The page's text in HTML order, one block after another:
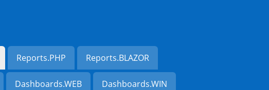
Reports.PHP Reports.BLAZOR
Dashboards.WEB Dashboards.WIN